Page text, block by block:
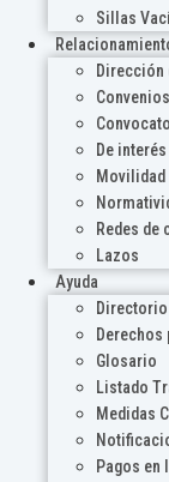
Sillas
Dirección
Convenios
De interés
Movilidad
Redes de
Lazos
Ayuda
Directorio
Derechos
Glosario
Listado
Medidas
Pagos en